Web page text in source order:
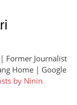
Former Journalist
Home | Google
by Ninin